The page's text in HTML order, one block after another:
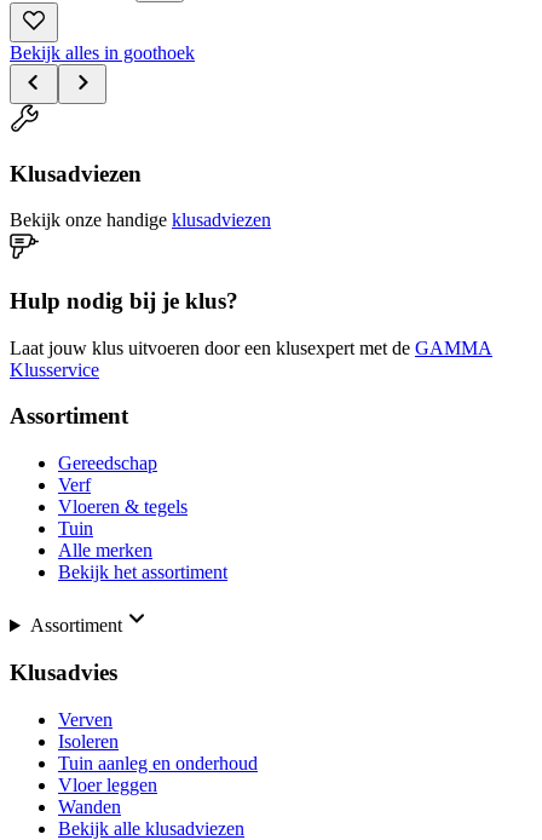
Bekijk alles in goothoek
Klusadviezen
Bekijk onze handige klusadviezen
Hulp nodig bij je klus?
Laat jouw klus uitvoeren door een klusexpert met de GAMMA
Klusservice
Assortiment
Gereedschap
Verf
Vloeren & tegels
Tuin
Alle merken
Bekijk het assortiment
Assortiment
Klusadvies
Verven
Isoleren
Tuin aanleg en onderhoud
Vloer leggen
Wanden
Bekijk alle klusadviezen